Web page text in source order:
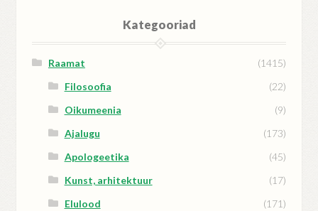
Kategooriad
Raamat
(1415)
Filosoofia
(22)
Oikumeenia
(9)
Ajalugu
(173)
Apologeetika
(45)
Kunst, arhitektuur
(17)
Elulood
(171)